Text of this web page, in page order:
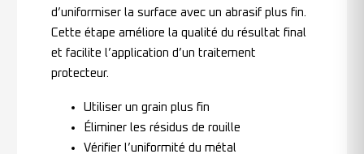
d’uniformiser la surface avec un abrasif plus fin.
Cette étape améliore la qualité du résultat final
et facilite l’application d’un traitement
protecteur.
Utiliser un grain plus fin
Éliminer les résidus de rouille
Vérifier l’uniformité du métal